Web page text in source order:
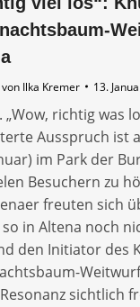
von Ilka Kremer 13.
„Wow, richtig was
Ausspruch ist
im Park der
Besuchern zu
freuten sich
so in Altena noch
den Initiator des
sichtlich